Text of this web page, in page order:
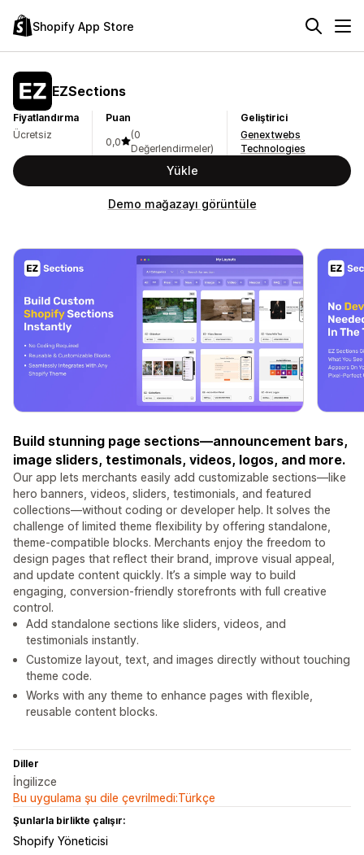
Shopify App Store
EZSections
Fiyatlandırma
Ücretsiz
Puan
0,0
(0
Değerlendirmeler)
Geliştirici
Genextwebs
Technologies
Yükle
Demo mağazayı görüntüle
Build stunning page sections—announcement bars,
image sliders, testimonals, videos, logos, and more.
Our app lets merchants easily add customizable sections—like
hero banners, videos, sliders, testimonials, and featured
collections—without coding or developer help. It solves the
challenge of limited theme flexibility by offering standalone,
theme-compatible blocks. Merchants enjoy the freedom to
design pages that reflect their brand, improve visual appeal,
and update content quickly. It’s a simple way to build
engaging, conversion-friendly storefronts with full creative
control.
Add standalone sections like sliders, videos, and
testimonials instantly.
Customize layout, text, and images directly without touching
theme code.
Works with any theme to enhance pages with flexible,
reusable content blocks.
Diller
İngilizce
Bu uygulama şu dile çevrilmedi:Türkçe
Şunlarla birlikte çalışır:
Shopify Yöneticisi